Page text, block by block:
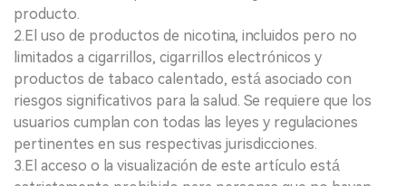
producto.
2.El uso de productos de nicotina, incluidos pero no
limitados a cigarrillos, cigarrillos electrónicos y
productos de tabaco calentado, está asociado con
riesgos significativos para la salud. Se requiere que los
usuarios cumplan con todas las leyes y regulaciones
pertinentes en sus respectivas jurisdicciones.
3.El acceso o la visualización de este artículo está